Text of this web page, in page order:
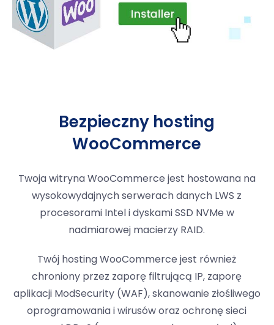
Bezpieczny hosting
WooCommerce
Twoja witryna WooCommerce jest hostowana na
wysokowydajnych serwerach danych LWS z
procesorami Intel i dyskami SSD NVMe w
nadmiarowej macierzy RAID.
Twój hosting WooCommerce jest również
chroniony przez zaporę filtrującą IP, zaporę
aplikacji ModSecurity (WAF), skanowanie złośliwego
oprogramowania i wirusów oraz ochronę sieci